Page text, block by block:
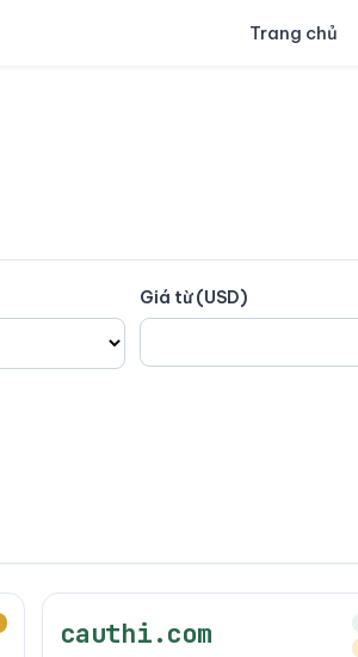
Trang chủ
Giá từ (USD)
cauthi.com